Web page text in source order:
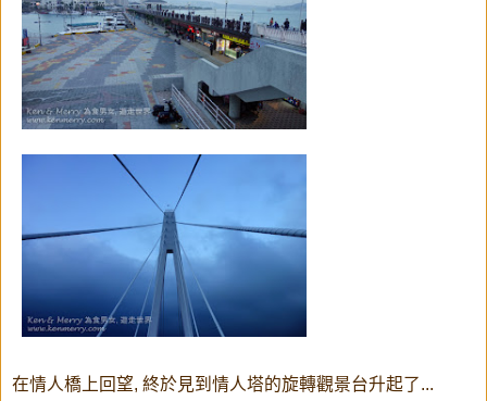
在情人橋上回望, 終於見到情人塔的旋轉觀景台升起了...